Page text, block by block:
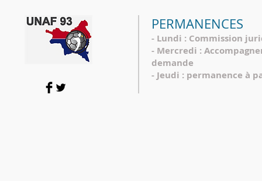
PERMANENCES
- Lundi : Commission
- Mercredi :
demande
- Jeudi : permanence à